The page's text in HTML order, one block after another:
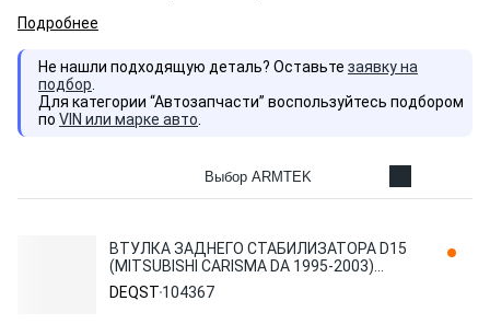
Подробнее
Не нашли подходящую деталь? Оставьте заявку на
подбор
Для категории “Автозапчасти” воспользуйтесь подбором
по VIN или марке авто
Выбор ARMTEK
ВТУЛКА ЗАДНЕГО СТАБИЛИЗАТОРА D15
(MITSUBISHI CARISMA DA 1995-2003)
104367 DEQST
DEQST 104367